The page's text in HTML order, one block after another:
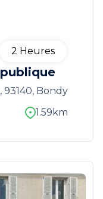
2 Heures
93140, Bondy
1.59km